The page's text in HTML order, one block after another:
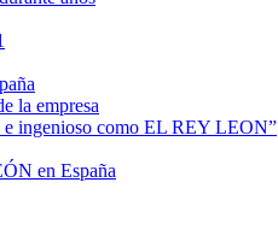
la empresa
e ingenioso como EL REY LEON”
en España